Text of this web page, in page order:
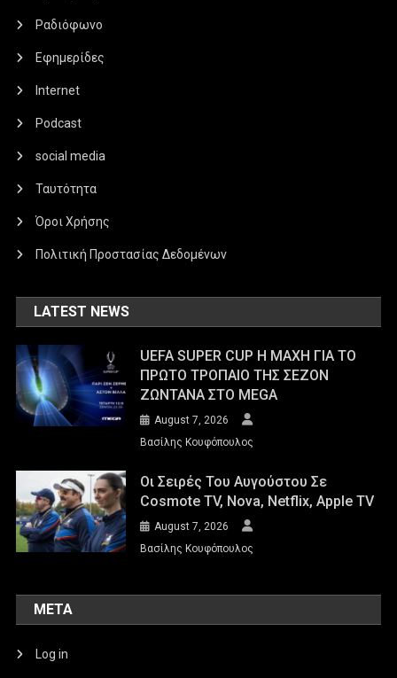
Ραδιόφωνο
Εφημερίδες
Internet
Podcast
social media
Ταυτότητα
Όροι Χρήσης
Πολιτική Προστασίας Δεδομένων
LATEST NEWS
UEFA SUPER CUP Η ΜΑΧΗ ΓΙΑ ΤΟ
ΠΡΩΤΟ ΤΡΟΠΑΙΟ ΤΗΣ ΣΕΖΟΝ
ΖΩΝΤΑΝΑ ΣΤΟ MEGA
August 7, 2026
Βασίλης Κουφόπουλος
Οι Σειρές Του Αυγούστου Σε
Cosmote TV, Nova, Netflix, Apple TV
August 7, 2026
Βασίλης Κουφόπουλος
META
Log in